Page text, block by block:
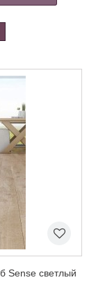
Sense светлый